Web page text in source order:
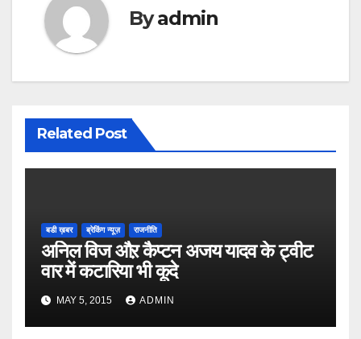
Byadmin
Related Post
बडी ख़बर ब्रेकिंग न्यूज़ राजनीति
अनिल विज औऱ कैप्टन अजय यादव के ट्वीट
वार में कटारिया भी कूदे
MAY 5, 2015 ADMIN